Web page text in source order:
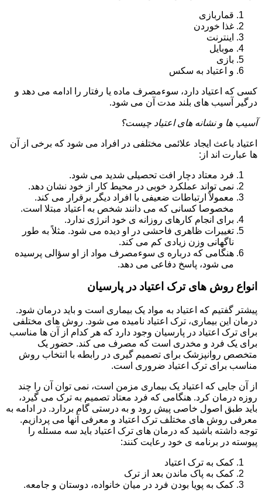
قماربازی
غذا خوردن
اینترنت
موبایل
بازی
و اعتیاد به سکس
کسی که اعتیاد دارد، سوءمصرف ماده یا رفتار را ادامه می دهد و
درگیر آسیب های بلند مدت آن می شود.
آسیب ها و نشانه های اعتیاد چیست؟
اعتیاد باعث ایجاد علائمی مختلفی در افراد می شود که برخی از آن
ها عبارت اند از:
فرد معتاد دچار افت تحصیلی شدید می شود.
نمی تواند عملکرد خوبی در محیط کار از خود نشان دهد.
معمولاً ارتباطات ضعیفی با افراد دیگر برقرار می کند.
مخصوصا کسانی که می دانند شخص به اعتیاد مبتلا است.
برای انجام کارهای روزانه ی خود انرژی ندارد.
تغییرات ظاهری فاحشی در او دیده می شود. مثلاً به طور
ناگهانی وزن زیادی کم می کند.
هنگامی که درباره ی سوءمصرف مواد از او سؤالی پرسیده
می شود، پاسخ دفاعی می دهد.
انواع روش های ترک اعتیاد در پارسیان
پیشتر گفتیم که اعتیاد به مواد یک بیماری است و باید درمان شود.
درمان این بیماری، ترک اعتیاد نامیده می شود. روش های مختلفی
برای ترک اعتیاد در پارسیان وجود دارد که هر کدام از آن ها مناسب
برای یک فرد و مخدری است که مصرف می کند. حضور یک
متخصص روانپزشک برای تصمیم گیری در رابطه با انتخاب روش
مناسب برای ترک اعتیاد ضروری است.
از آن جایی که اعتیاد یک بیماری مزمن است، نمی توان آن را چند
روزه درمان کرد. هنگامی که فرد معتاد تصمیم به ترک می گیرد،
باید طبق اصول خاصی پیش رود و به درستی گام بردارد. در ادامه به
معرفی روش های مختلف ترک اعتیاد و معرفی آنها می پردازیم.
توجه داشته باشید که درمان های ترک اعتیاد باید سه مسئله را
پیوسته در برنامه ی خود رعایت کنند:
کمک به ترک اعتیاد
کمک به پاک ماندن بعد از ترک
کمک به پویا بودن فرد در میان خانواده، دوستان و جامعه.